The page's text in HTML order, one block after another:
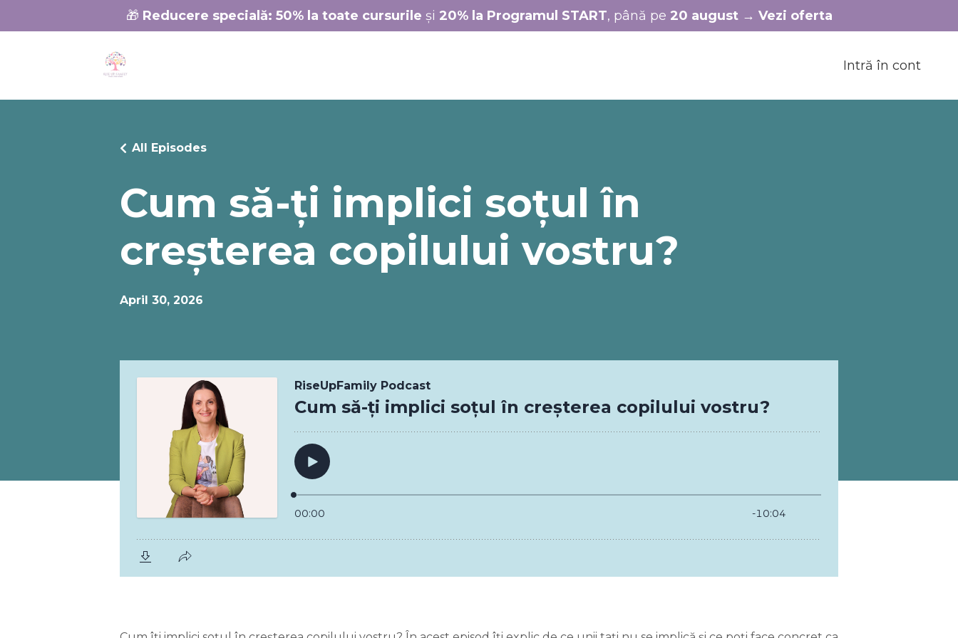
🎁 Reducere specială: 50% la toate cursurile și 20% la Programul START, până pe 20 august→ Vezi oferta
Intră în cont
Cum să-ți implici soțul în
creșterea copilului vostru?
All Episodes
April 30, 2026